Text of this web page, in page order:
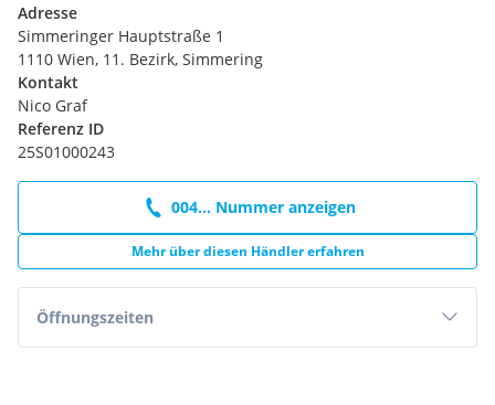
Adresse
Simmeringer Hauptstraße 1
1110 Wien, 11. Bezirk, Simmering
Kontakt
Nico Graf
Referenz ID
25S01000243
004... Nummer anzeigen
Mehr über diesen Händler erfahren
Öffnungszeiten